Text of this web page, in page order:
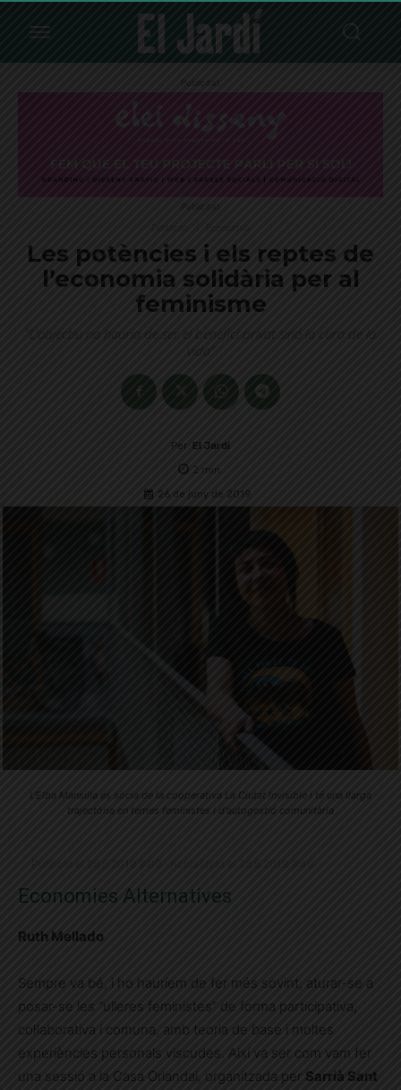
Publicitat
Publicitat
Les potències i els reptes de
l’economia solidària per al
feminisme
"L’objectiu no hauria de ser el benefici privat sinó la cura de la
vida"
Per El Jardí
2 min.
26 de juny de 2019
L'Elba Mansilla és sòcia de la cooperativa La Ciutat Invisible i té una llarga
trajectòria en temes feministes i d'autogestió comunitària
Economies Alternatives
Ruth Mellado
Sempre va bé, i ho hauríem de fer més sovint, aturar-se a
posar-se les “ulleres feministes” de forma participativa,
col·laborativa i comuna, amb teoria de base i moltes
experiències personals viscudes. Així va ser com vam fer
una sessió a la Casa Orlandai, organitzada per Sarrià Sant